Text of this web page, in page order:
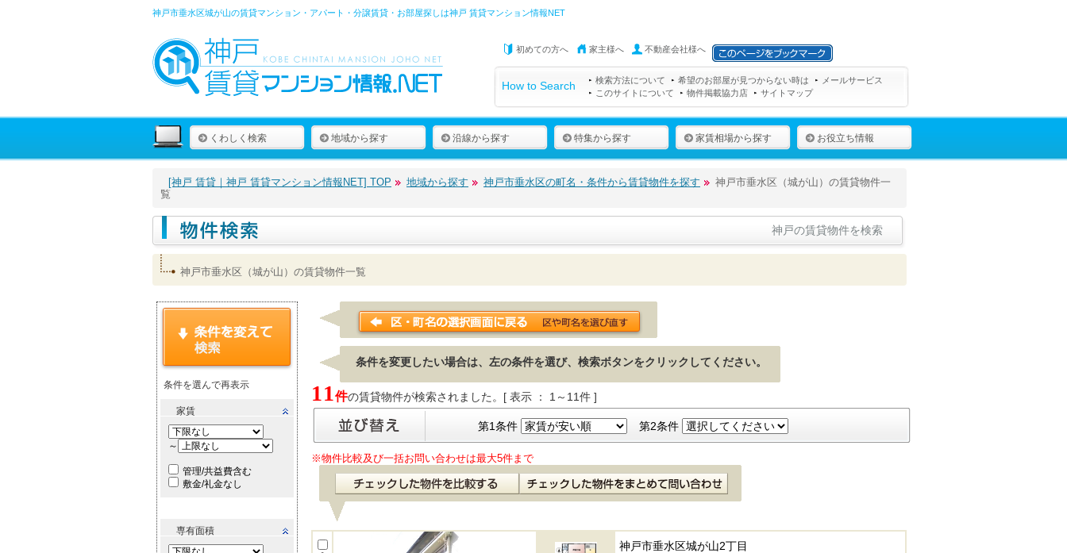
神戸市垂水区城が山の賃貸マンション・アパート・分譲賃貸・お部屋探しは神戸 賃貸マンション情報NET
初めての方へ 家主様へ 不動産会社様へ
How to Search 検索方法について 希望のお部屋が見つからない時は
メールサービス
このサイトについて
物件掲載協力店 サイトマップ
くわしく検索 地域から探す 沿線から探す 特集から探す 家賃相場から探す お役立ち情報
[神戸 賃貸｜神戸 賃貸マンション情報NET] TOP 地域から探す 神戸市垂水区の町名・条件から賃貸物件を探す
神戸市垂水区（城が山）の賃貸物件一
覧
神戸の賃貸物件を検索
神戸市垂水区（城が山）の賃貸物件一覧
条件を選んで再表示
家賃
～
管理/共益費含む
敷金/礼金なし
専有面積
条件を変更したい場合は、左の条件を選び、検索ボタンをクリックしてください。
11件の賃貸物件が検索されました。[ 表示 ： 1～11件 ]
第1条件 第2条件
※物件比較及び一括お問い合わせは最大5件まで
神戸市垂水区城が山2丁目